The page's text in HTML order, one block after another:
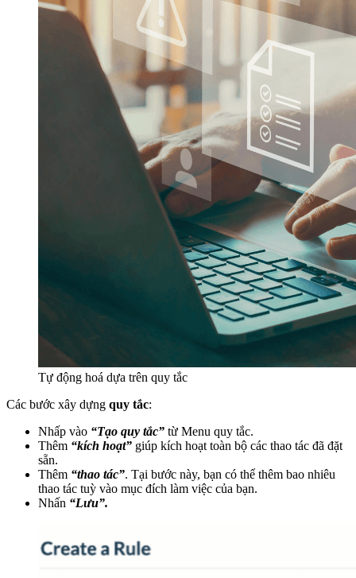
Tự động hoá dựa trên quy tắc
Các bước xây dựng quy tắc:
Nhấp vào “Tạo quy tắc” từ Menu quy tắc.
Thêm “kích hoạt” giúp kích hoạt toàn bộ các thao tác đã đặt
sẵn.
Thêm “thao tác”. Tại bước này, bạn có thể thêm bao nhiêu
thao tác tuỳ vào mục đích làm việc của bạn.
Nhấn “Lưu”.